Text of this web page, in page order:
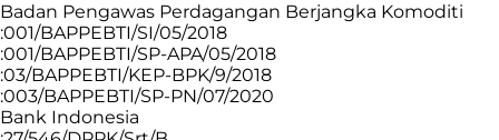
Badan Pengawas Perdagangan Berjangka Komoditi
:001/BAPPEBTI/SI/05/2018
:001/BAPPEBTI/SP-APA/05/2018
:03/BAPPEBTI/KEP-BPK/9/2018
:003/BAPPEBTI/SP-PN/07/2020
Bank Indonesia